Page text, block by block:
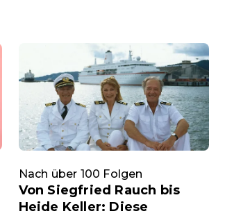
Nach über 100 Folgen
Von Siegfried Rauch bis
Heide Keller: Diese